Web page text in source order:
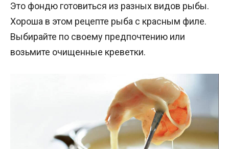
Это фондю готовиться из разных видов рыбы.
Хороша в этом рецепте рыба с красным филе.
Выбирайте по своему предпочтению или
возьмите очищенные креветки.